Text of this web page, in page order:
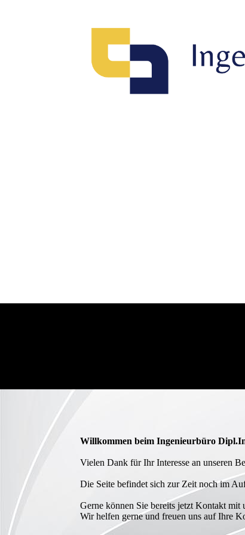
Willkommen beim Ingenieurbüro
Vielen Dank für Ihr Interesse an unseren
Die Seite befindet sich zur Zeit noch im
Gerne können Sie bereits jetzt Kontakt mit
Wir helfen gerne und freuen uns auf Ihre